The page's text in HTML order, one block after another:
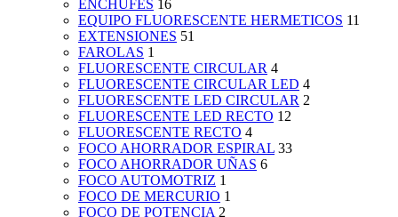
ENCHUFES 16
EQUIPO FLUORESCENTE HERMETICOS 11
EXTENSIONES 51
FAROLAS 1
FLUORESCENTE CIRCULAR 4
FLUORESCENTE CIRCULAR LED 4
FLUORESCENTE LED CIRCULAR 2
FLUORESCENTE LED RECTO 12
FLUORESCENTE RECTO 4
FOCO AHORRADOR ESPIRAL 33
FOCO AHORRADOR UÑAS 6
FOCO AUTOMOTRIZ 1
FOCO DE MERCURIO 1
FOCO DE POTENCIA 2